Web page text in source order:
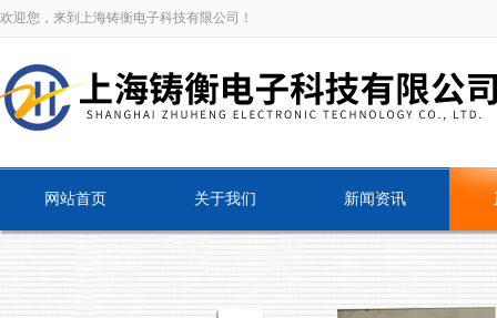
欢迎您，来到上海铸衡电子科技有限公司！
网站首页 关于我们 新闻资讯